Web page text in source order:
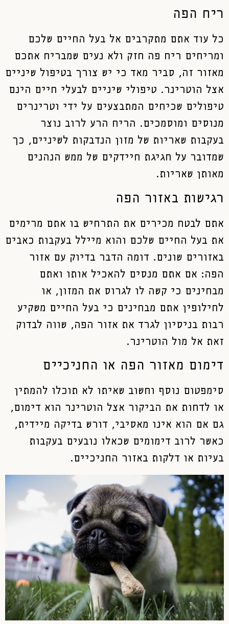
ריח הפה
כל עוד אתם מתקרבים אל בעל החיים שלכם
ומריחים ריח פה חזק ולא נעים שמבריח אתכם
מאזור זה, סביר מאד כי יש צורך בטיפול שיניים
אצל הוטרינר. טיפולי שיניים לבעלי חיים הינם
טיפולים שכיחים המתבצעים על ידי וטרינרים
מנוסים ומוסמכים. הריח הרע לרוב נוצר
בעקבות שאריות של מזון הנדבקות לשיניים, כך
שמדובר על חגיגת חיידקים של ממש הנהנים
מאותן שאריות.
רגישות באזור הפה
אתם לבטח מכירים את התרחיש בו אתם מרימים
את בעל החיים שלכם והוא מיילל בעקבות כאבים
באזורים שונים. דומה הדבר בדיוק עם אזור
הפה: אם אתם מנסים להאכיל אותו ואתם
מבחינים כי קשה לו לגרוס את המזון, או
לחילופין אתם מבחינים כי בעל החיים משקיע
רבות בניסיון לגרד את אזור הפה, שווה לבדוק
זאת אל מול הוטרינר.
דימום מאזור הפה או החניכיים
סימפטום נוסף וחשוב שאיתו לא תוכלו להמתין
או לדחות את הביקור אצל הוטרינר הוא דימום,
גם אם הוא אינו מאסיבי, דורש בדיקה מיידית,
כאשר לרוב דימומים שכאלו נובעים בעקבות
בעיות או דלקות באזור החניכיים.